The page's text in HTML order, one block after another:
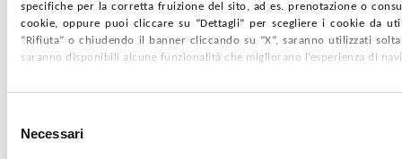
specifiche per la corretta fruizione del sito, ad es. prenotazione o
cookie, oppure puoi cliccare su “Dettagli” per scegliere i cookie da
“Rifiuta” o chiudendo il banner cliccando su “X”, saranno utilizzati
saranno disponibili alcune funzionalità che migliorano l’esperienza di
delNecessari